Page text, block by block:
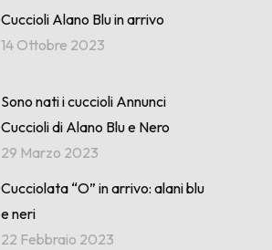
Cuccioli Alano Blu in arrivo
14 Ottobre 2023
Sono nati i cuccioli Annunci
Cuccioli di Alano Blu e Nero
29 Marzo 2023
Cucciolata “O” in arrivo: alani blu
e neri
22 Febbraio 2023